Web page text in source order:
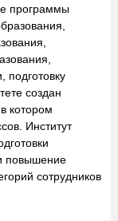
программы
подготовку
создан
котором
Институт
повышение
сотрудников